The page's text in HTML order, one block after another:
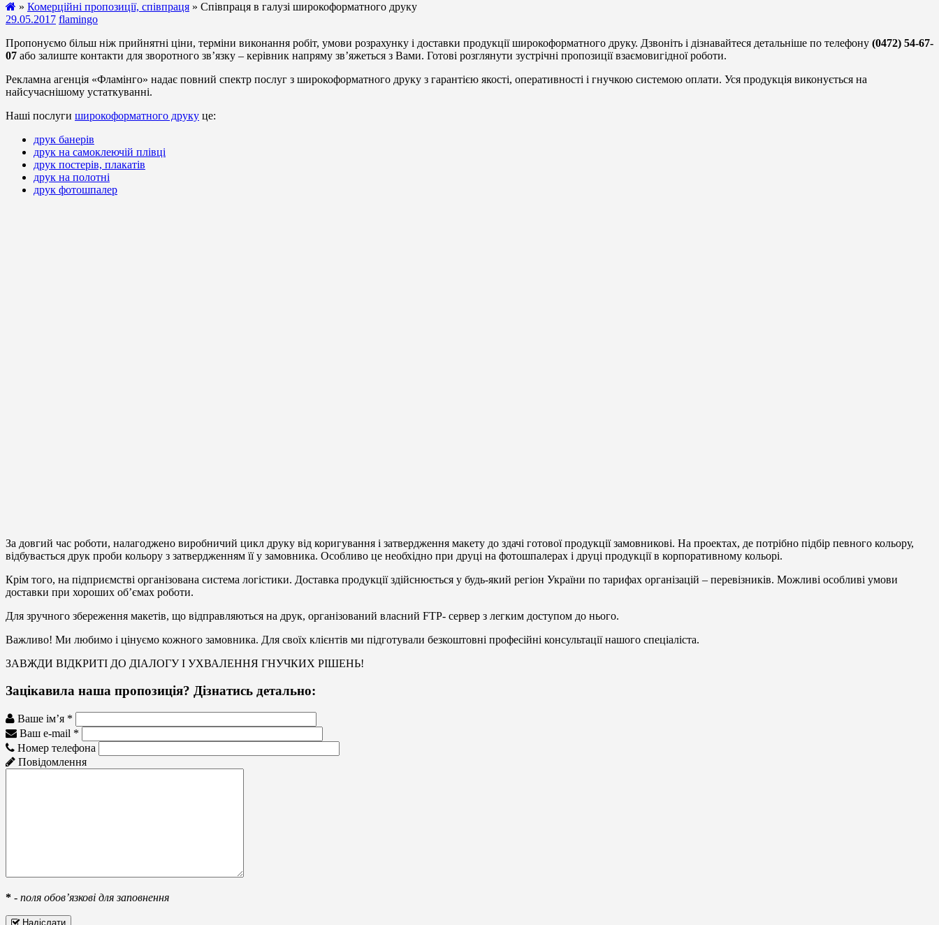
» Комерційні пропозиції, співпраця » Співпраця в галузі широкоформатного друку
29.05.2017 flamingo
Пропонуємо більш ніж прийнятні ціни, терміни виконання робіт, умови розрахунку і доставки продукції широкоформатного друку. Дзвоніть і дізнавайтеся детальніше по телефону (0472) 54-67-
07 або залиште контакти для зворотного зв’язку – керівник напряму зв’яжеться з Вами. Готові розглянути зустрічні пропозиції взаємовигідної роботи.
Рекламна агенція «Фламінго» надає повний спектр послуг з широкоформатного друку з гарантією якості, оперативності і гнучкою системою оплати. Уся продукція виконується на
найсучаснішому устаткуванні.
Наші послуги широкоформатного друку це:
друк банерів
друк на самоклеючій плівці
друк постерів, плакатів
друк на полотні
друк фотошпалер
За довгий час роботи, налагоджено виробничий цикл друку від коригування і затвердження макету до здачі готової продукції замовникові. На проектах, де потрібно підбір певного кольору,
відбувається друк проби кольору з затвердженням її у замовника. Особливо це необхідно при друці на фотошпалерах і друці продукції в корпоративному кольорі.
Крім того, на підприємстві організована система логістики. Доставка продукції здійснюється у будь-який регіон України по тарифах організацій – перевізників. Можливі особливі умови
доставки при хороших об’ємах роботи.
Для зручного збереження макетів, що відправляються на друк, організований власний FTP- сервер з легким доступом до нього.
Важливо! Ми любимо і цінуємо кожного замовника. Для своїх клієнтів ми підготували безкоштовні професійні консультації нашого спеціаліста.
ЗАВЖДИ ВІДКРИТІ ДО ДІАЛОГУ І УХВАЛЕННЯ ГНУЧКИХ РІШЕНЬ!
Зацікавила наша пропозиція? Дізнатись детально:
Ваше ім’я *
Ваш e-mail *
Номер телефона
Повідомлення
* - поля обов’язкові для заповнення
Надіслати